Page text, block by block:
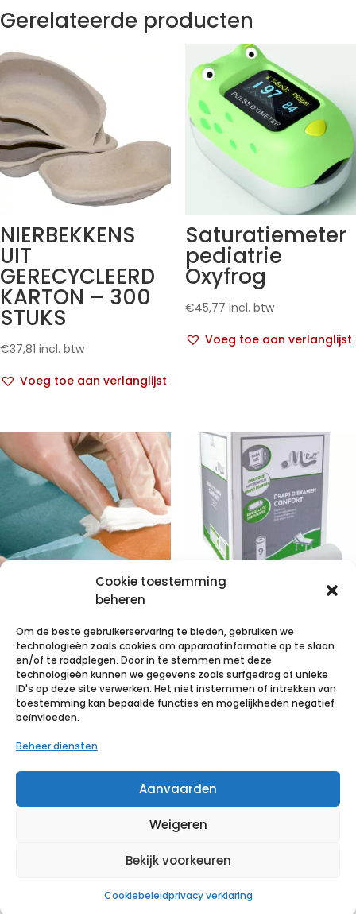
Cookie toestemming
beheren
Om de beste gebruikerservaring te bieden, gebruiken we
technologieën zoals cookies om apparaatinformatie op te slaan
en/of te raadplegen. Door in te stemmen met deze
technologieën kunnen we gegevens zoals surfgedrag of unieke
ID's op deze site verwerken. Het niet instemmen of intrekken van
toestemming kan bepaalde functies en mogelijkheden negatief
beïnvloeden.
Beheer diensten
Aanvaarden
Weigeren
Bekijk voorkeuren
Cookiebeleidprivacy verklaring
Gerelateerde producten
NIERBEKKENS
UIT
GERECYCLEERD
KARTON – 300
STUKS
€37,81 incl. btw
Voeg toe aan verlanglijst
Saturatiemeter
pediatrie
Oxyfrog
€45,77 incl. btw
Voeg toe aan verlanglijst
FolioDress zfkl
gatdoek
50x60cm 2l. 70
p/s
50,24 incl. btw
Voeg toe aan verlanglijst
ONDERZOEKSTA
FELPAPIER
JOLETI
50X35CM
135VELLEN 9
Voeg toe aan verlanglijst